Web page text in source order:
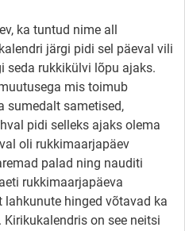
ka tuntud nime all
järgi pidi sel päeval vili
seda rukkikülvi lõpu ajaks.
mis toimub
sumedalt sametised,
pidi selleks ajaks olema
oli rukkimaarjapäev
palad ning nauditi
rukkimaarjapäeva
hinged võtavad ka
on see neitsi